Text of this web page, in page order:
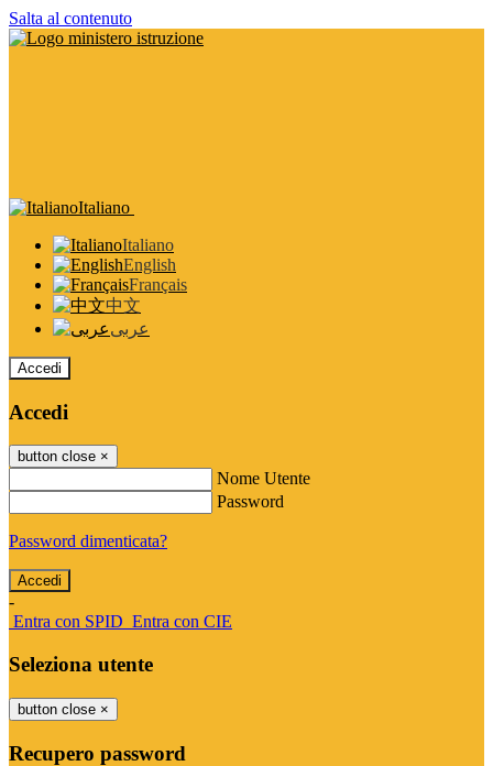
Salta al contenuto
Italiano
Italiano
English
Français
中文
عربى
Accedi
Accedi
button close ×
Nome Utente
Password
Password dimenticata?
-
Entra con SPID Entra con CIE
Seleziona utente
button close ×
Recupero password